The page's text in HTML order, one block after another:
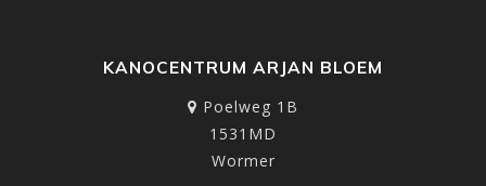
KANOCENTRUM ARJAN BLOEM
Poelweg 1B
1531MD
Wormer